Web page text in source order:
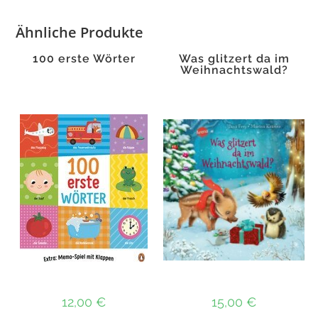
Ähnliche Produkte
100 erste Wörter
12,00 €
Was glitzert da im
Weihnachtswald?
15,00 €